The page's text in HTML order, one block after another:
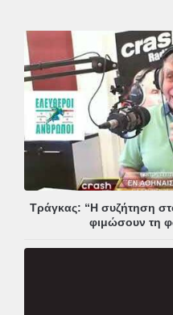
Τράγκας: “Η συζήτηση
φιμώσουν τη